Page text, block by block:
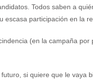
Todos saben a
escasa participación en la
(en la campaña
si quiere que le vaya